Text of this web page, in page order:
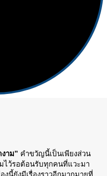
าม” คำขวัญนี้เป็นเพียงส่วน
ไว้รอต้อนรับทุกคนที่แวะมา